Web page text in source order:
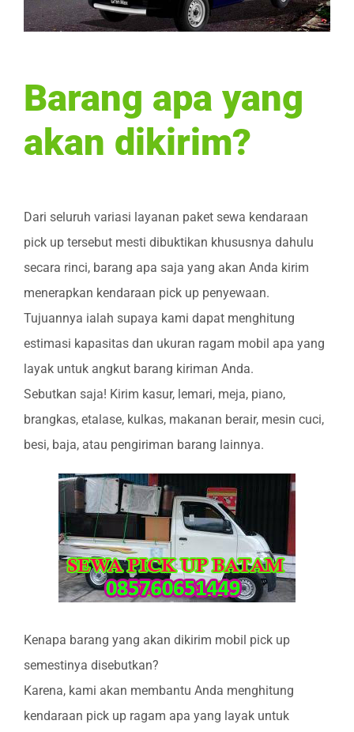
Barang apa yang
akan dikirim?
Dari seluruh variasi layanan paket sewa kendaraan
pick up tersebut mesti dibuktikan khususnya dahulu
secara rinci, barang apa saja yang akan Anda kirim
menerapkan kendaraan pick up penyewaan.
Tujuannya ialah supaya kami dapat menghitung
estimasi kapasitas dan ukuran ragam mobil apa yang
layak untuk angkut barang kiriman Anda.
Sebutkan saja! Kirim kasur, lemari, meja, piano,
brangkas, etalase, kulkas, makanan berair, mesin cuci,
besi, baja, atau pengiriman barang lainnya.
Kenapa barang yang akan dikirim mobil pick up
semestinya disebutkan?
Karena, kami akan membantu Anda menghitung
kendaraan pick up ragam apa yang layak untuk